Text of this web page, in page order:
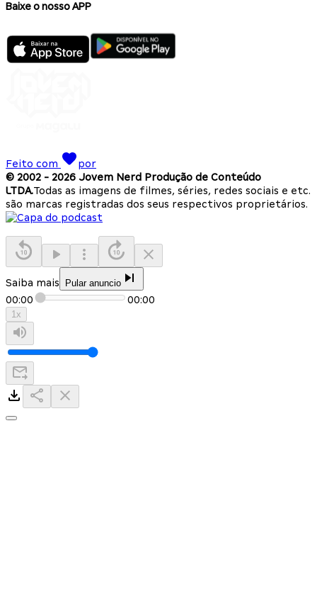
Baixe o nosso APP
Feito com
por
© 2002 - 2026 Jovem Nerd Produção de Conteúdo
LTDA.Todas as imagens de filmes, séries, redes sociais e etc.
são marcas registradas dos seus respectivos proprietários.
Saiba mais Pular anuncio
00:00 00:00
1x